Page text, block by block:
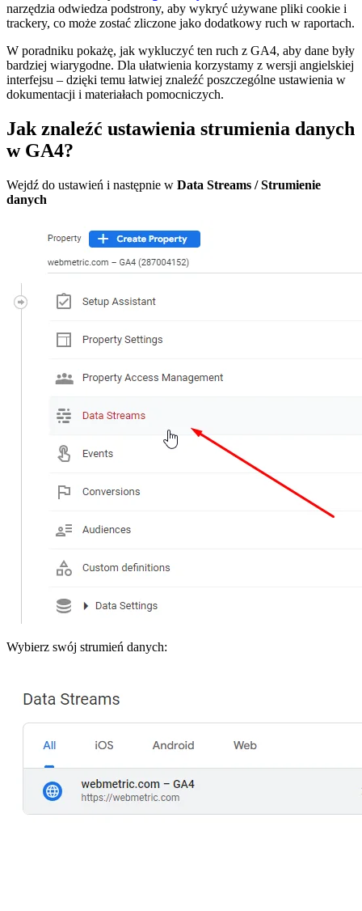
narzędzia odwiedza podstrony, aby wykryć używane pliki cookie i
trackery, co może zostać zliczone jako dodatkowy ruch w raportach.
W poradniku pokażę, jak wykluczyć ten ruch z GA4, aby dane były
bardziej wiarygodne. Dla ułatwienia korzystamy z wersji angielskiej
interfejsu – dzięki temu łatwiej znaleźć poszczególne ustawienia w
dokumentacji i materiałach pomocniczych.
Jak znaleźć ustawienia strumienia danych
w GA4?
Wejdź do ustawień i następnie w Data Streams / Strumienie
danych
Wybierz swój strumień danych: